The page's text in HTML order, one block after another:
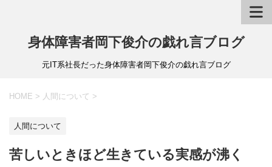
身体障害者岡下俊介の戯れ言ブログ
元IT系社長だった身体障害者岡下俊介の戯れ言ブログ
HOME > 人間について >
人間について
苦しいときほど生きている実感が沸く